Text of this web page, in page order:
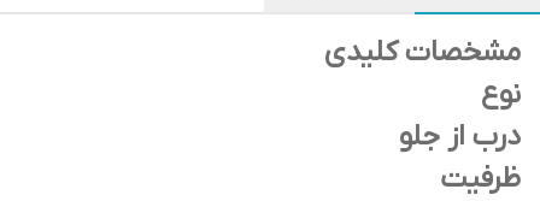
مشخصات کلیدی
نوع
درب از جلو
ظرفیت